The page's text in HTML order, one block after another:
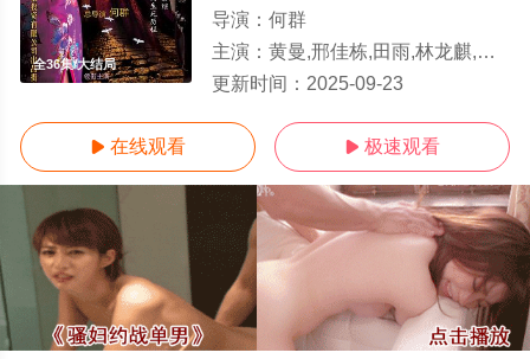
全36集/大结局
导演： 何群
主演： 黄曼,邢佳栋,田雨,林龙麒,丁洋
更新时间： 2025-09-23
 在线观看  极速观看